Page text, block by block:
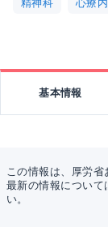
精神科 心療
基本情報
この情報は、厚労
最新の情報について
い。